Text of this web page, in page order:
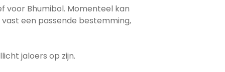
voor Bhumibol. Momenteel kan
een passende bestemming,
jaloers op zijn.